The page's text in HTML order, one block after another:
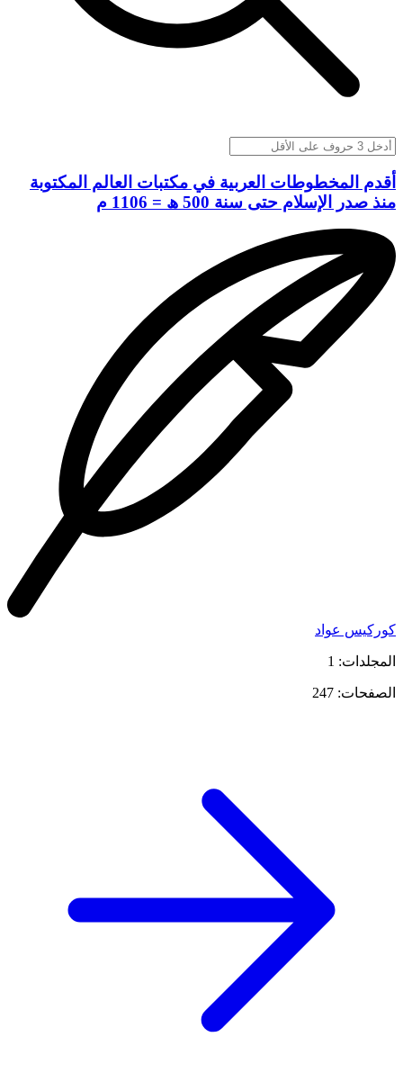
أقدم المخطوطات العربية في مكتبات العالم المكتوبة
منذ صدر الإسلام حتى سنة 500 ھ = 1106 م
كوركيس عواد
المجلدات: 1
الصفحات: 247